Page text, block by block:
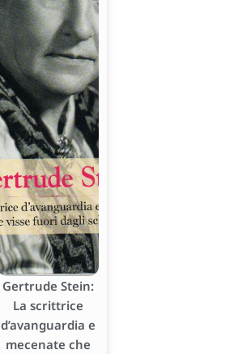
Gertrude Stein:
La scrittrice
d’avanguardia e
mecenate che